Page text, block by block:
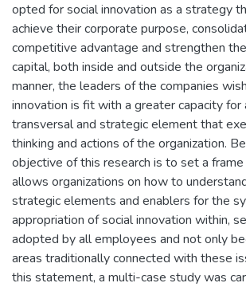
opted for social innovation as a strategy
achieve their corporate purpose,
competitive advantage and strengthen
capital, both inside and outside the
manner, the leaders of the companies
innovation is fit with a greater capacity for
transversal and strategic element that
thinking and actions of the organization.
objective of this research is to set a
allows organizations on how to
strategic elements and enablers for the
appropriation of social innovation within,
adopted by all employees and not only
areas traditionally connected with these
this statement, a multi-case study was